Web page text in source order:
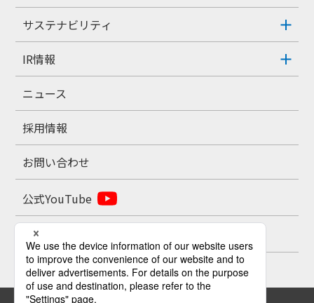
サステナビリティ
IR情報
ニュース
採用情報
お問い合わせ
公式YouTube
公式X